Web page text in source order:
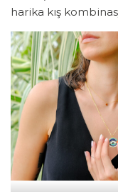
harika kış